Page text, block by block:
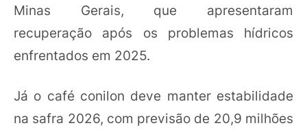
Minas Gerais, que apresentaram
recuperação após os problemas hídricos
enfrentados em 2025.
Já o café conilon deve manter estabilidade
na safra 2026, com previsão de 20,9 milhões